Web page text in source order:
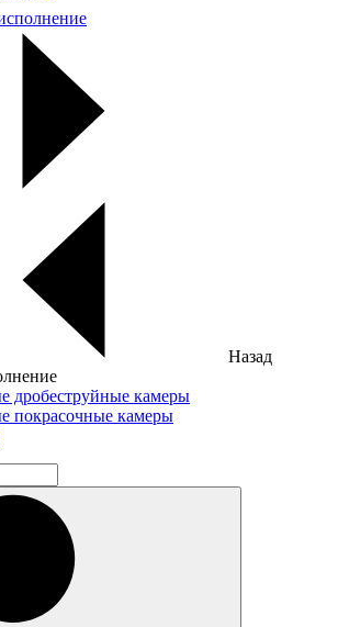
Назад
дробеструйные камеры
покрасочные камеры